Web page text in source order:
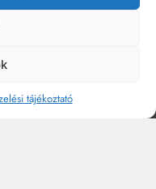
tájékoztató